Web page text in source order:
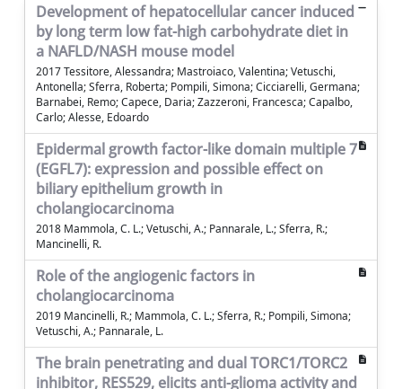
Development of hepatocellular cancer induced
by long term low fat-high carbohydrate diet in
a NAFLD/NASH mouse model
2017 Tessitore, Alessandra; Mastroiaco, Valentina; Vetuschi,
Antonella; Sferra, Roberta; Pompili, Simona; Cicciarelli, Germana;
Barnabei, Remo; Capece, Daria; Zazzeroni, Francesca; Capalbo,
Carlo; Alesse, Edoardo
Epidermal growth factor-like domain multiple 7
(EGFL7): expression and possible effect on
biliary epithelium growth in
cholangiocarcinoma
2018 Mammola, C. L.; Vetuschi, A.; Pannarale, L.; Sferra, R.;
Mancinelli, R.
Role of the angiogenic factors in
cholangiocarcinoma
2019 Mancinelli, R.; Mammola, C. L.; Sferra, R.; Pompili, Simona;
Vetuschi, A.; Pannarale, L.
The brain penetrating and dual TORC1/TORC2
inhibitor, RES529, elicits anti-glioma activity and